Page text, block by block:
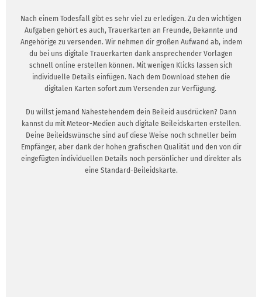
Nach einem Todesfall gibt es sehr viel zu erledigen. Zu den wichtigen
Aufgaben gehört es auch, Trauerkarten an Freunde, Bekannte und
Angehörige zu versenden. Wir nehmen dir großen Aufwand ab, indem
du bei uns digitale Trauerkarten dank ansprechender Vorlagen
schnell online erstellen können. Mit wenigen Klicks lassen sich
individuelle Details einfügen. Nach dem Download stehen die
digitalen Karten sofort zum Versenden zur Verfügung.
Du willst jemand Nahestehendem dein Beileid ausdrücken? Dann
kannst du mit Meteor-Medien auch digitale Beileidskarten erstellen.
Deine Beileidswünsche sind auf diese Weise noch schneller beim
Empfänger, aber dank der hohen grafischen Qualität und den von dir
eingefügten individuellen Details noch persönlicher und direkter als
eine Standard-Beileidskarte.